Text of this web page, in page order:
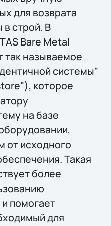
для возврата
строй. В
Bare Metal
так называемое
системы"
которое
на базе
от исходного
Такая
более
помогает
для